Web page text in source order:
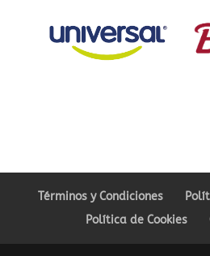
Términos y Condiciones
Política de Cookies